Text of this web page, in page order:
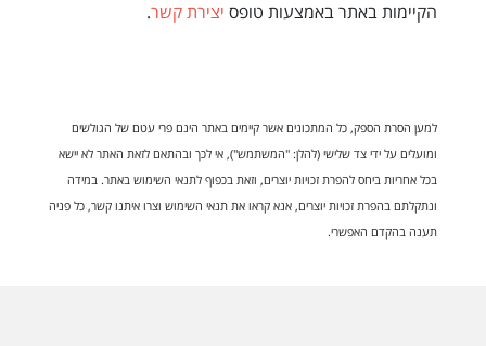
הקיימות באתר באמצעות טופס יצירת קשר.
למען הסרת הספק, כל המתכונים אשר קיימים באתר הינם פרי עטם של הגולשים
ומועלים על ידי צד שלישי (להלן: "המשתמש"), אי לכך ובהתאם לזאת האתר לא יישא
בכל אחריות ביחס להפרת זכויות יוצרים, וזאת בכפוף לתנאי השימוש באתר. במידה
ונתקלתם בהפרת זכויות יוצרים, אנא קראו את תנאי השימוש וצרו איתנו קשר, כל פניה
תענה בהקדם האפשרי.